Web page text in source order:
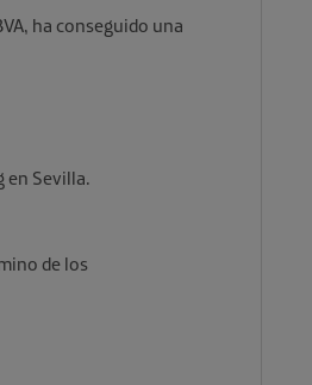
ha conseguido una
en Sevilla.
de los